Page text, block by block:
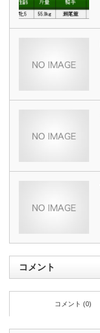
コメント
コメント (0)